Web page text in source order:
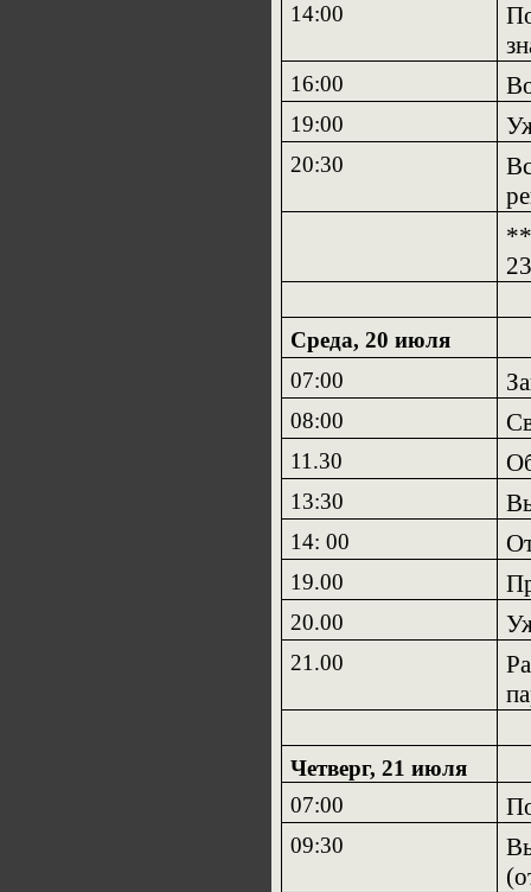
14:00
16:00
19:00
20:30
**
Среда, 20 июля
07:00
08:00
11.30
13:30
14: 00
19.00
20.00
21.00
Четверг, 21 июля
07:00
09:30